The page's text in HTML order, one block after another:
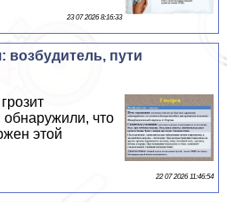
23 07 2026 8:16:33
возбудитель, пути
обнаружили, что
этой
22 07 2026 11:46:54